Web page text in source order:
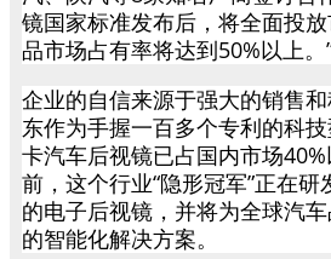
镜国家标准发布后，将全面投
品市场占有率将达到50%以上。
企业的自信来源于强大的销售
东作为手握一百多个专利的科
卡汽车后视镜已占国内市场
前，这个行业“隐形冠军”正在
的电子后视镜，并将为全球汽
的智能化解决方案。